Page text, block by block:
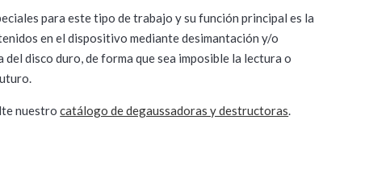
para este tipo de trabajo y su función principal es la
en el dispositivo mediante desimantación y/o
disco duro, de forma que sea imposible la lectura o
nuestrocatálogo de degaussadoras y destructoras.